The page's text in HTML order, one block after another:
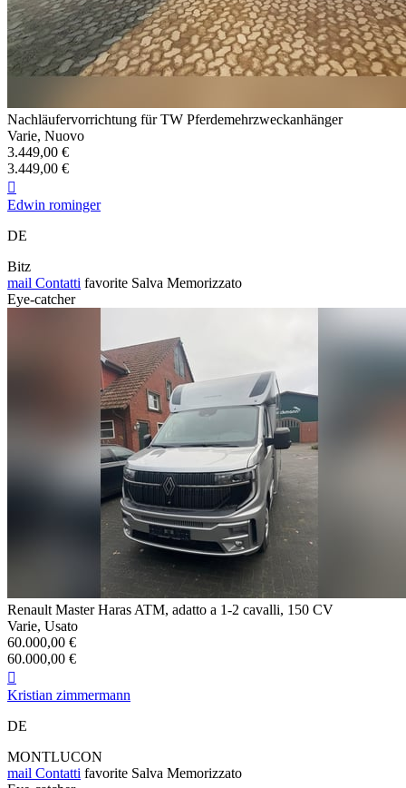
Nachläufervorrichtung für TW Pferdemehrzweckanhänger
Varie, Nuovo
3.449,00 €
3.449,00 €

Edwin rominger
DE
Bitz
mail Contatti favorite Salva Memorizzato
Eye-catcher
Renault Master Haras ATM, adatto a 1-2 cavalli, 150 CV
Varie, Usato
60.000,00 €
60.000,00 €

Kristian zimmermann
DE
MONTLUCON
mail Contatti favorite Salva Memorizzato